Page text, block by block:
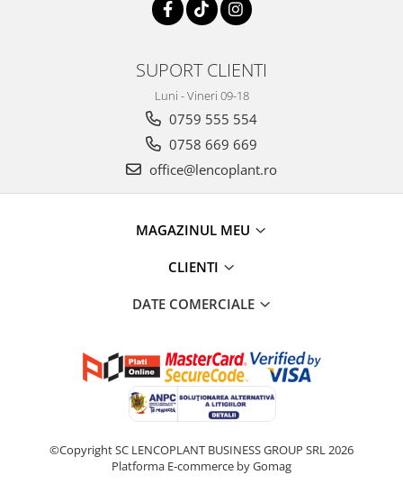
SUPORT CLIENTI
Luni - Vineri 09-18
0759 555 554
0758 669 669
office@lencoplant.ro
MAGAZINUL MEU
CLIENTI
DATE COMERCIALE
©Copyright SC LENCOPLANT BUSINESS GROUP SRL 2026
Platforma E-commerce by Gomag